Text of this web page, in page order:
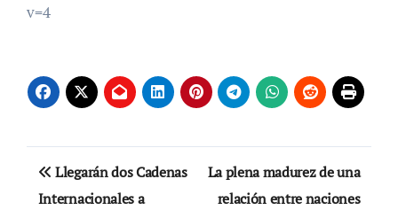
v=4
Navegación
de
Llegarán dos Cadenas
Internacionales a
La plena madurez de una
relación entre naciones